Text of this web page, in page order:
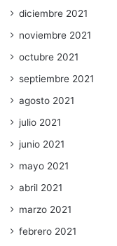
diciembre 2021
noviembre 2021
octubre 2021
septiembre 2021
agosto 2021
julio 2021
junio 2021
mayo 2021
abril 2021
marzo 2021
febrero 2021